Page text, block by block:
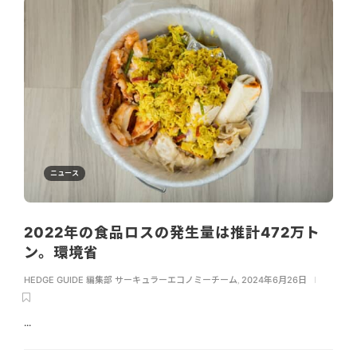
ニュース
2022年の食品ロスの発生量は推計472万ト
ン。環境省
HEDGE GUIDE 編集部 サーキュラーエコノミーチーム 2024年6月26日
...